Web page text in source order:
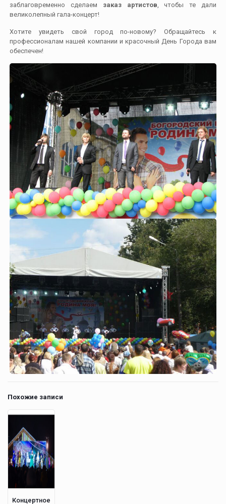
заблаговременно сделаем заказ артистов, чтобы те дали
великолепный гала-концерт!
Хотите увидеть свой город по-новому? Обращайтесь к
профессионалам нашей компании и красочный День Города вам
обеспечен!
Похожие записи
Концертное